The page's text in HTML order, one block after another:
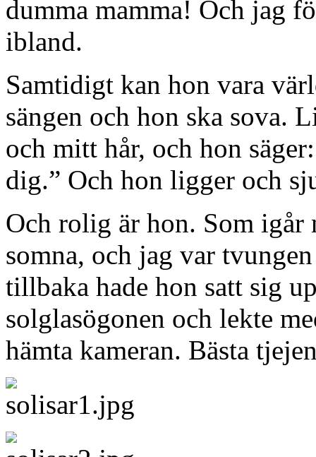
dumma mamma! Och jag
ibland.
Samtidigt kan hon vara
sängen och hon ska sova.
och mitt hår, och hon
dig.” Och hon ligger och
Och rolig är hon. Som igår
somna, och jag var
tillbaka hade hon satt sig
solglasögonen och lekte
hämta kameran. Bästa